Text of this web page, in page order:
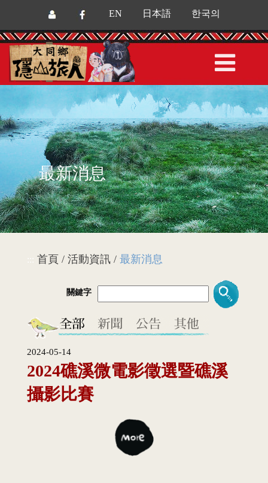
EN 日本語 한국의
最新消息
首頁 / 活動資訊 / 最新消息
關鍵字
2024-05-14
2024礁溪微電影徵選暨礁溪
攝影比賽